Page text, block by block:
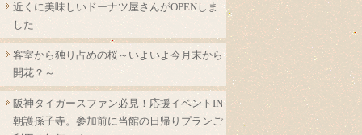
近くに美味しいドーナツ屋さんがOPENしま
した
客室から独り占めの桜～いよいよ今月末から
開花？～
阪神タイガースファン必見！応援イベントIN
朝護孫子寺。参加前に当館の日帰りプランご